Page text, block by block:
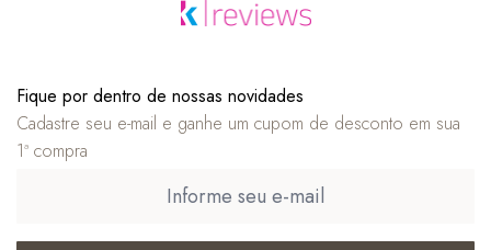
Fique por dentro de nossas novidades
Cadastre seu e-mail e ganhe um cupom de desconto em sua
1ª compra